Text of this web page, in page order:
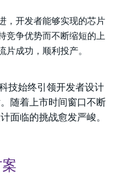
，开发者能够实现的芯片
竞争优势而不断缩短的上
成功，顺利投产。
技始终引领开发者设计
随着上市时间窗口不断
面临的挑战愈发严峻。